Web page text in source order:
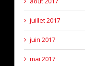
juillet 2017
juin 2017
mai 2017